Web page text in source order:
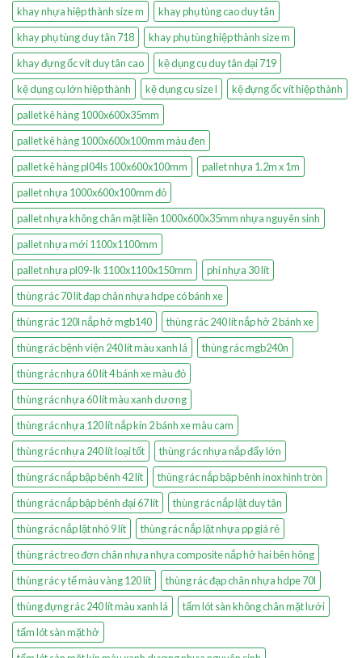
khay nhựa hiệp thành size m
khay phụ tùng cao duy tân
khay phụ tùng duy tân 718
khay phụ tùng hiệp thành size m
khay đựng ốc vít duy tân cao
kệ dụng cụ duy tân đại 719
kệ dụng cụ lớn hiệp thành
kệ dụng cụ size l
kệ đựng ốc vít hiệp thành
pallet kê hàng 1000x600x35mm
pallet kê hàng 1000x600x100mm màu đen
pallet kê hàng pl04ls 100x600x100mm
pallet nhựa 1.2m x 1m
pallet nhựa 1000x600x100mm đỏ
pallet nhựa không chân mặt liền 1000x600x35mm nhựa nguyên sinh
pallet nhựa mới 1100x1100mm
pallet nhựa pl09-lk 1100x1100x150mm
phi nhựa 30 lít
thùng rác 70 lít đạp chân nhựa hdpe có bánh xe
thùng rác 120l nắp hở mgb140
thùng rác 240 lít nắp hở 2 bánh xe
thùng rác bệnh viện 240 lít màu xanh lá
thùng rác mgb240n
thùng rác nhựa 60 lít 4 bánh xe màu đỏ
thùng rác nhựa 60 lít màu xanh dương
thùng rác nhựa 120 lít nắp kín 2 bánh xe màu cam
thùng rác nhựa 240 lít loại tốt
thùng rác nhựa nắp đẩy lớn
thùng rác nắp bập bênh 42 lít
thùng rác nắp bập bênh inox hình tròn
thùng rác nắp bập bênh đại 67 lít
thùng rác nắp lật duy tân
thùng rác nắp lật nhỏ 9 lít
thùng rác nắp lật nhựa pp giá rẻ
thùng rác treo đơn chân nhựa nhựa composite nắp hở hai bên hông
thùng rác y tế màu vàng 120 lít
thùng rác đạp chân nhựa hdpe 70l
thùng đựng rác 240 lít màu xanh lá
tấm lót sàn không chân mặt lưới
tấm lót sàn mặt hở